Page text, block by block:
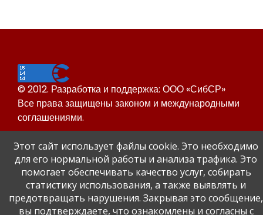
© 2012. Разработка и поддержка: ООО «СибСР»
Все права защищены законом и международными
соглашениями.
Сайт Динского района
Этот сайт использует файлы cookie. Это необходимо
для его нормальной работы и анализа трафика. Это
помогает обеспечивать качество услуг, собирать
статистику использования, а также выявлять и
предотвращать нарушения. Закрывая это сообщение,
вы подтверждаете, что ознакомлены и согласны с